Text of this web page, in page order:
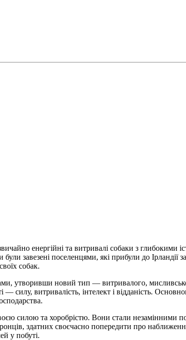
енергійні та витривалі собаки з
завезені поселенцями, які прибули до
собак.
утворивши новий тип — витривалого,
— силу, витривалість, інтелект і відданість.
силою та хоробрістю. Вони стали незамінними
здатних своєчасно попередити про
у побуті.